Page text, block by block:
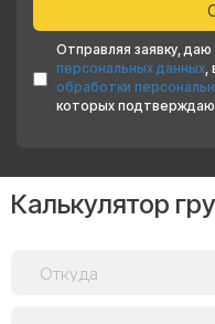
Отправляя заявку, даю
персональных данных,
обработки
которых подтверждаю
Калькулятор